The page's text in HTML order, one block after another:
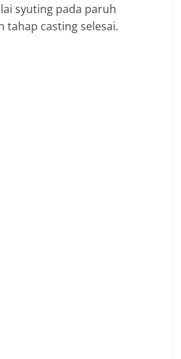
syuting pada paruh
tahap casting selesai.